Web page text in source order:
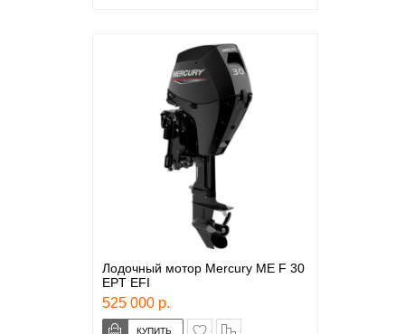
Лодочный мотор Mercury ME F 30
EPT EFI
525 000 р.
в закладки